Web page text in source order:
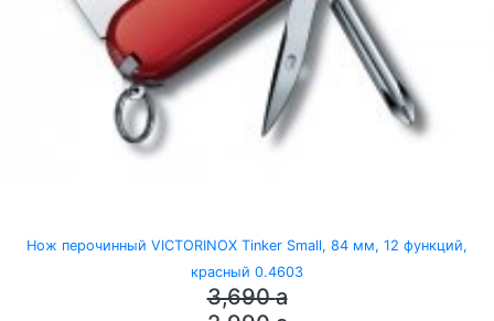
Нож перочинный VICTORINOX Tinker Small, 84 мм, 12 функций,
красный 0.4603
3,690a